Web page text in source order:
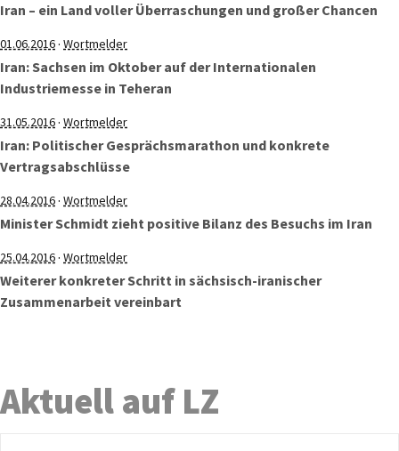
Iran – ein Land voller Überraschungen und großer Chancen
01.06.2016· Wortmelder
Iran: Sachsen im Oktober auf der Internationalen
Industriemesse in Teheran
31.05.2016· Wortmelder
Iran: Politischer Gesprächsmarathon und konkrete
Vertragsabschlüsse
28.04.2016· Wortmelder
Minister Schmidt zieht positive Bilanz des Besuchs im Iran
25.04.2016· Wortmelder
Weiterer konkreter Schritt in sächsisch-iranischer
Zusammenarbeit vereinbart
Aktuell auf LZ